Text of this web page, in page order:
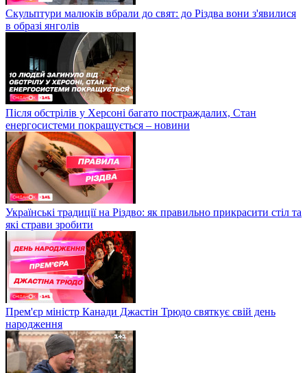
Скульптури малюків вбрали до свят: до Різдва вони з'явилися
в образі янголів
Після обстрілів у Херсоні багато постраждалих, Стан
енергосистеми покращується – новини
Українські традиції на Різдво: як правильно прикрасити стіл та
які страви зробити
Прем'єр міністр Канади Джастін Трюдо святкує свій день
народження